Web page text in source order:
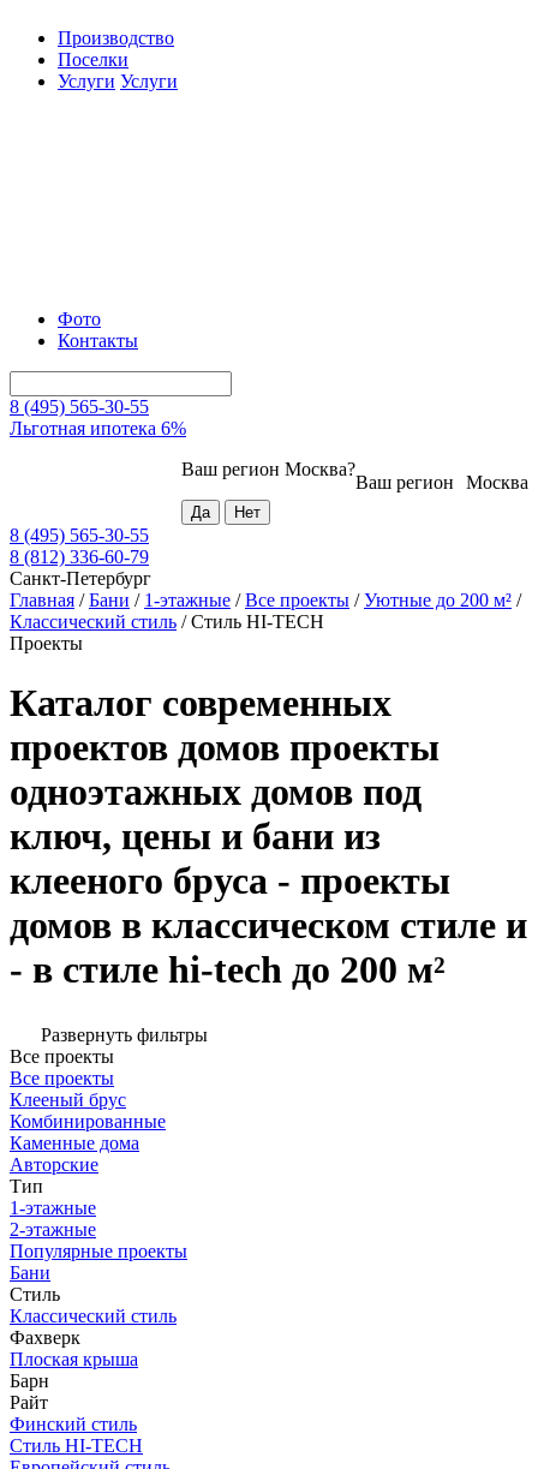
Производство
Поселки
Услуги Услуги
Фото
Контакты
8 (495) 565-30-55
Льготная ипотека 6%
Москва
Ваш регион
Ваш регион Москва?
8 (495) 565-30-55
8 (812) 336-60-79
Санкт-Петербург
Главная /Бани / 1-этажные /Все проекты /Уютные до 200 м² /
Классический стиль /Стиль HI-TECH
Проекты
Каталог современных
проектов домов проекты
одноэтажных домов под
ключ, цены и бани из
клееного бруса - проекты
домов в классическом стиле и
- в стиле hi-tech до 200 м²
Развернуть фильтры
Все проекты
Все проекты
Клееный брус
Комбинированные
Каменные дома
Авторские
Тип
1-этажные
2-этажные
Популярные проекты
Бани
Стиль
Классический стиль
Фахверк
Плоская крыша
Барн
Райт
Финский стиль
Стиль HI-TECH